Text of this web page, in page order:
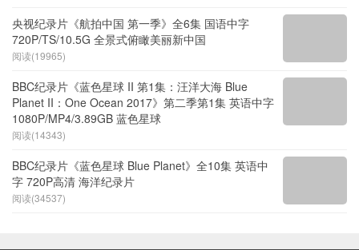
央视纪录片《航拍中国 第一季》全6集 国语中字
720P/TS/10.5G 全景式俯瞰美丽新中国
阅读(19965)
BBC纪录片《蓝色星球 II 第1集：汪洋大海 Blue
Planet II：One Ocean 2017》第二季第1集 英语中字
1080P/MP4/3.89GB 蓝色星球
阅读(14343)
BBC纪录片《蓝色星球 Blue Planet》全10集 英语中
字 720P高清 海洋纪录片
阅读(34537)